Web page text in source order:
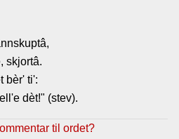
skjortâ.
bèr' ti':
dèt!" (stev).
til ordet?